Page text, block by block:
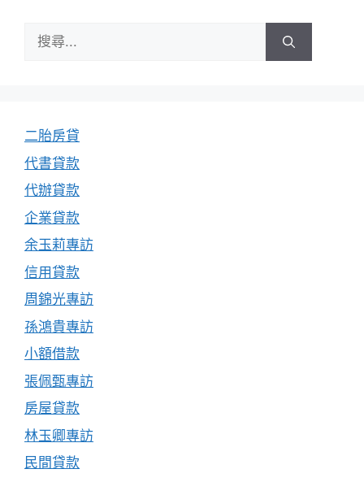
尋:
二胎房貸
代書貸款
代辦貸款
企業貸款
余玉莉專訪
信用貸款
周錦光專訪
孫鴻貴專訪
小額借款
張佩甄專訪
房屋貸款
林玉卿專訪
民間貸款